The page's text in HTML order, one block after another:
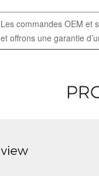
Les commandes OEM et
et offrons une garantie